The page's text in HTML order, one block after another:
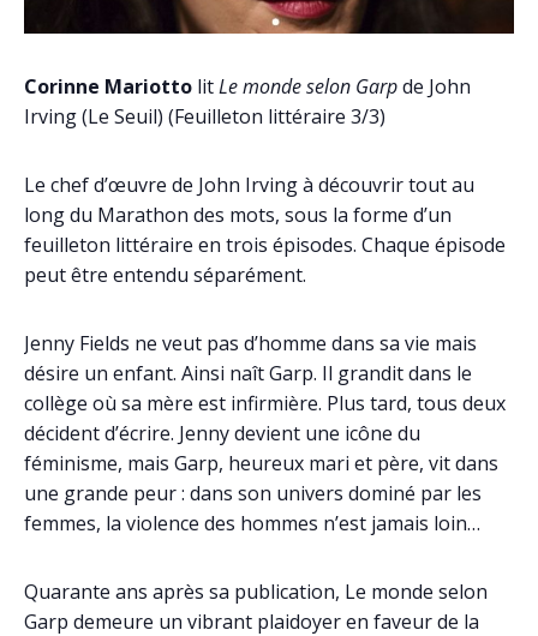
Corinne Mariotto litLe monde selon Garpde John
Irving (Le Seuil) (Feuilleton littéraire 3/3)
Le chef d’œuvre de John Irving à découvrir tout au
long du Marathon des mots, sous la forme d’un
feuilleton littéraire en trois épisodes. Chaque épisode
peut être entendu séparément.
Jenny Fields ne veut pas d’homme dans sa vie mais
désire un enfant. Ainsi naît Garp. Il grandit dans le
collège où sa mère est infirmière. Plus tard, tous deux
décident d’écrire. Jenny devient une icône du
féminisme, mais Garp, heureux mari et père, vit dans
une grande peur : dans son univers dominé par les
femmes, la violence des hommes n’est jamais loin…
Quarante ans après sa publication, Le monde selon
Garp demeure un vibrant plaidoyer en faveur de la